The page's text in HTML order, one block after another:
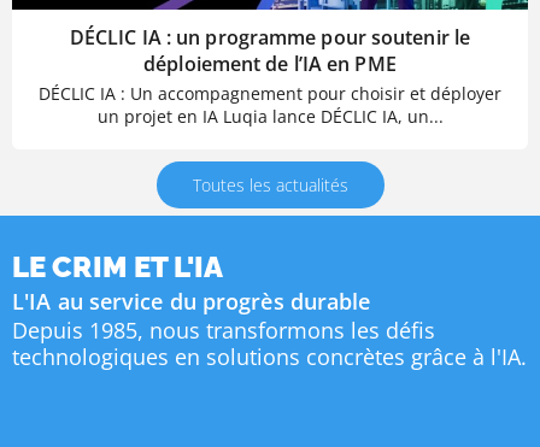
DÉCLIC IA : un programme pour soutenir le
déploiement de l’IA en PME
DÉCLIC IA : Un accompagnement pour choisir et déployer
un projet en IA Luqia lance DÉCLIC IA, un...
Toutes les actualités
LE CRIM ET L'IA
L'IA au service du progrès durable
Depuis 1985, nous transformons les défis
technologiques en solutions concrètes grâce à l'IA.